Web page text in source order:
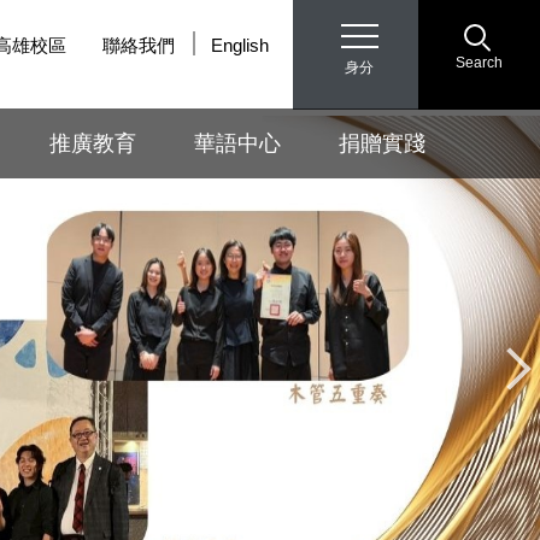
身分 Search
推廣教育 華語中心 捐贈實踐
雄校區 聯絡我們 English